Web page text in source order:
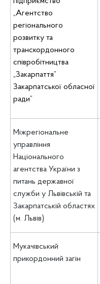
„Агентство
регіонального
розвитку та
транскордонного
співробітництва
„Закарпаття”
Закарпатської обласної
ради”
Міжрегіональне
управління
Національного
агентства України з
питань державної
служби у Львівській та
Закарпатській областях
(м. Львів)
Мукачівський
прикордонний загін